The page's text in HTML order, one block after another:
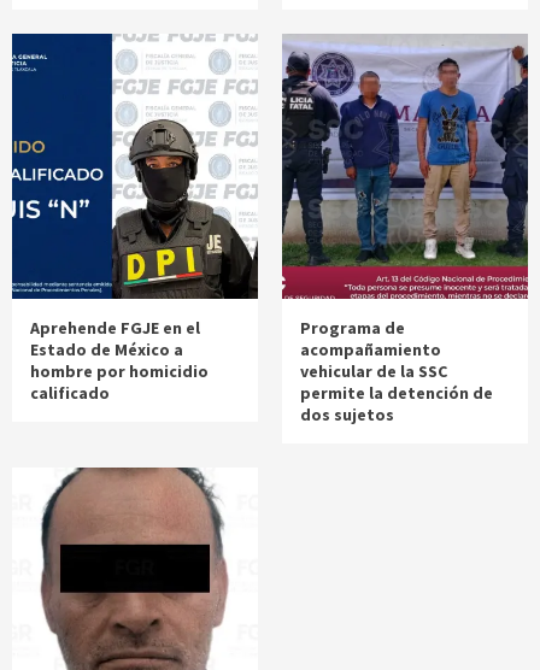
Aprehende FGJE en el
Estado de México a
hombre por homicidio
calificado
Programa de
acompañamiento
vehicular de la SSC
permite la detención de
dos sujetos